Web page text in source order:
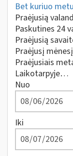
Bet kuriuo metu
Praėjusią
Paskutines 24
Praėjusią
Praėjusį mėnesį
Praėjusiais
Laikotarpyje…
Nuo
Iki